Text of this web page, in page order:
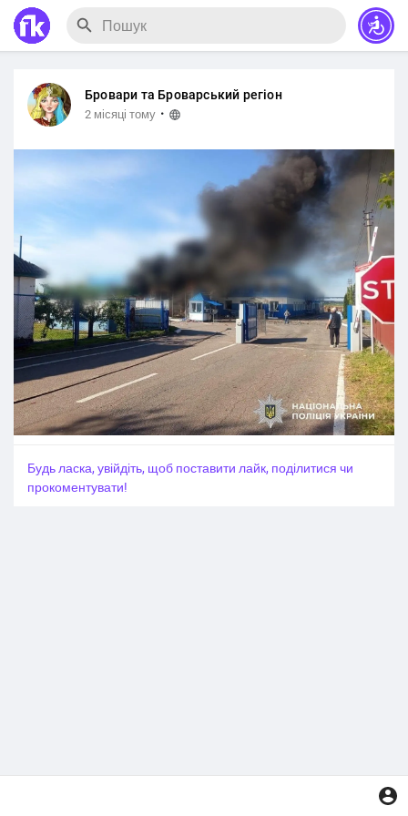
Бровари та Броварський регіон
2 місяці тому ·
Будь ласка, увійдіть, щоб поставити лайк, поділитися чи
прокоментувати!